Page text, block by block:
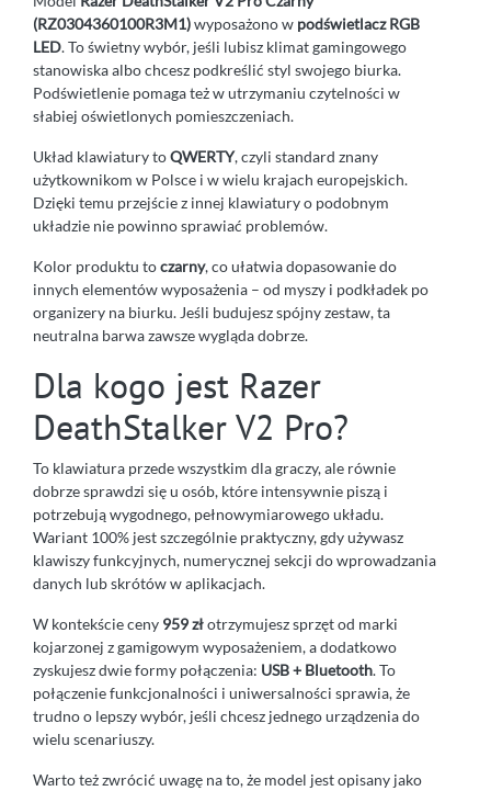
(RZ0304360100R3M1)wyposażono w podświetlacz RGB
LED. To świetny wybór, jeśli lubisz klimat gamingowego
stanowiska albo chcesz podkreślić styl swojego biurka.
Podświetlenie pomaga też w utrzymaniu czytelności w
słabiej oświetlonych pomieszczeniach.
Układ klawiatury toQWERTY, czyli standard znany
użytkownikom w Polsce i w wielu krajach europejskich.
Dzięki temu przejście z innej klawiatury o podobnym
układzie nie powinno sprawiać problemów.
Kolor produktu toczarny, co ułatwia dopasowanie do
innych elementów wyposażenia – od myszy i podkładek po
organizery na biurku. Jeśli budujesz spójny zestaw, ta
neutralna barwa zawsze wygląda dobrze.
Dla kogo jest Razer
DeathStalker V2 Pro?
To klawiatura przede wszystkim dla graczy, ale równie
dobrze sprawdzi się u osób, które intensywnie piszą i
potrzebują wygodnego, pełnowymiarowego układu.
Wariant 100% jest szczególnie praktyczny, gdy używasz
klawiszy funkcyjnych, numerycznej sekcji do wprowadzania
danych lub skrótów w aplikacjach.
W kontekście ceny 959 złotrzymujesz sprzęt od marki
kojarzonej z gamigowym wyposażeniem, a dodatkowo
zyskujesz dwie formy połączenia: USB + Bluetooth. To
połączenie funkcjonalności i uniwersalności sprawia, że
trudno o lepszy wybór, jeśli chcesz jednego urządzenia do
wielu scenariuszy.
Warto też zwrócić uwagę na to, że model jest opisany jako